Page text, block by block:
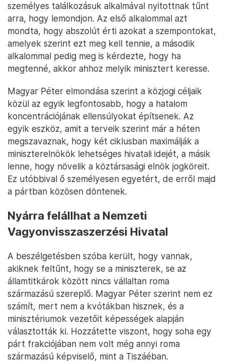
személyes találkozásuk alkalmával nyitottnak tűnt
arra, hogy lemondjon. Az első alkalommal azt
mondta, hogy abszolút érti azokat a szempontokat,
amelyek szerint ezt meg kell tennie, a második
alkalommal pedig meg is kérdezte, hogy ha
megtenné, akkor ahhoz melyik minisztert keresse.
Magyar Péter elmondása szerint a közjogi céljaik
közül az egyik legfontosabb, hogy a hatalom
koncentrációjának ellensúlyokat építsenek. Az
egyik eszköz, amit a terveik szerint már a héten
megszavaznak, hogy két ciklusban maximálják a
miniszterelnökök lehetséges hivatali idejét, a másik
lenne, hogy növelik a köztársasági elnök jogköreit.
Ez utóbbival ő személyesen egyetért, de erről majd
a pártban közösen döntenek.
Nyárra felállhat a Nemzeti
Vagyonvisszaszerzési Hivatal
A beszélgetésben szóba került, hogy vannak,
akiknek feltűnt, hogy se a miniszterek, se az
államtitkárok között nincs vállaltan roma
származású szereplő. Magyar Péter szerint nem ez
számít, mert nem a kvótákban hisznek, és a
minisztériumok vezetőit képességek alapján
választották ki. Hozzátette viszont, hogy soha egy
párt frakciójában nem volt még annyi roma
származású képviselő, mint a Tiszáéban.